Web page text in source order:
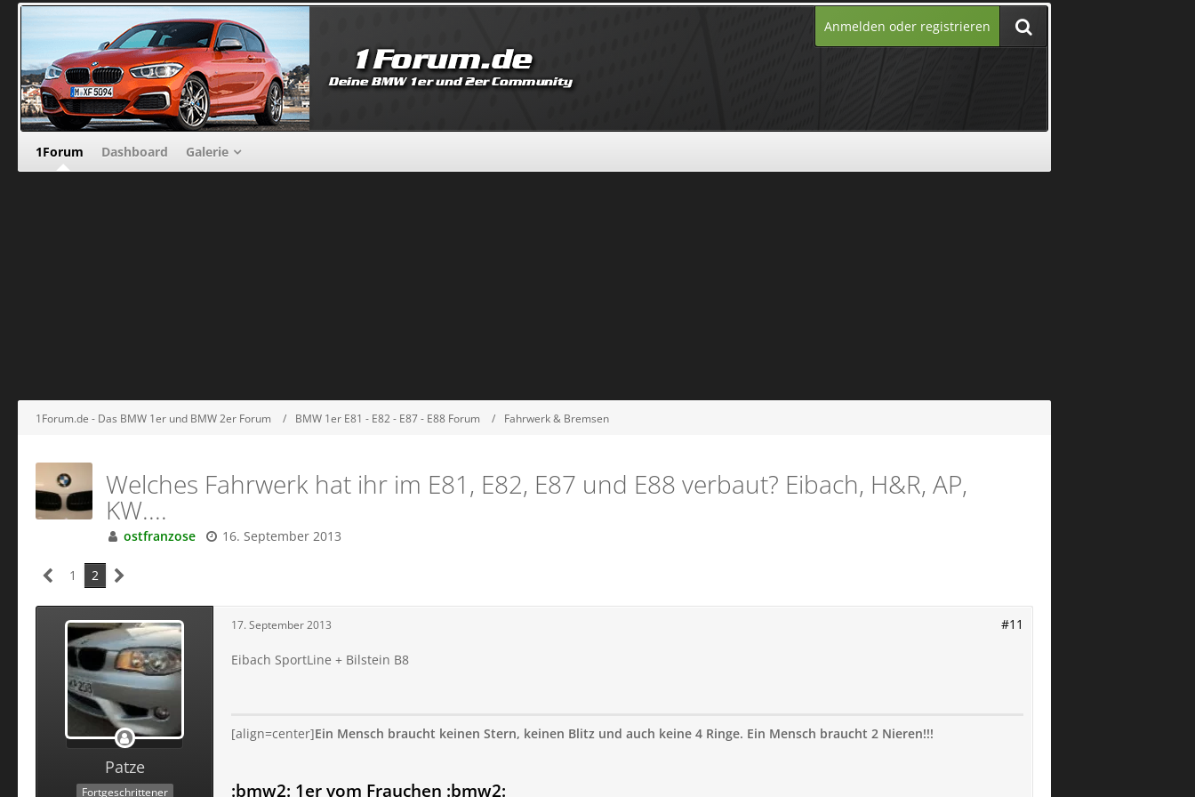
Anmelden oder registrieren
1Forum Dashboard Galerie
1Forum.de - Das BMW 1er und BMW 2er Forum BMW 1er E81 - E82 - E87 - E88 Forum Fahrwerk & Bremsen
Welches Fahrwerk hat ihr im E81, E82, E87 und E88 verbaut? Eibach, H&R, AP,
KW....
ostfranzose 16. September 2013
1 2
Patze
Fortgeschrittener
17. September 2013 #11
Eibach SportLine + Bilstein B8
[align=center]Ein Mensch braucht keinen Stern, keinen Blitz und auch keine 4 Ringe. Ein Mensch braucht 2 Nieren!!!
:bmw2: 1er vom Frauchen :bmw2: